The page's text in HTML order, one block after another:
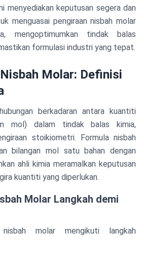
menyediakan keputusan segera dan
menguasai pengiraan nisbah molar
mengoptimumkan tindak balas
formulasi industri yang tepat.
Molar: Definisi
berkadaran antara kuantiti
mol) dalam tindak balas kimia,
stoikiometri. Formula nisbah
bilangan mol satu bahan dengan
ahli kimia meramalkan keputusan
kuantiti yang diperlukan.
Molar Langkah demi
molar mengikuti langkah